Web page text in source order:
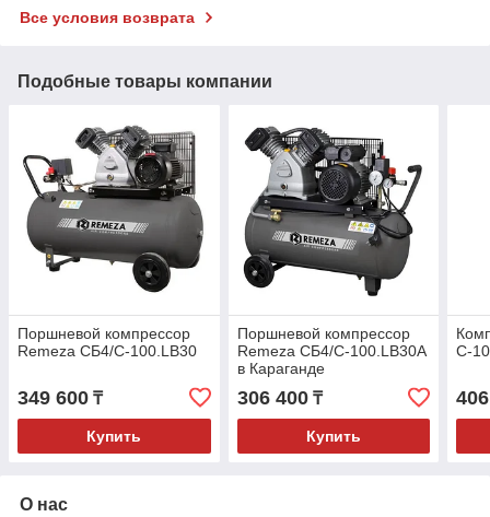
Все условия возврата
Подобные товары компании
Поршневой компрессор
Remeza СБ4/С-100.LB30
349 600 ₸
Купить
Поршневой компрессор
Remeza СБ4/С-100.LB30А
в Караганде
306 400₸
Купить
С-
О нас